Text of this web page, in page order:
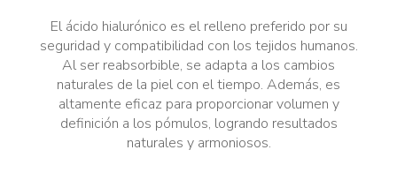
El ácido hialurónico es el relleno preferido por su
seguridad y compatibilidad con los tejidos humanos.
Al ser reabsorbible, se adapta a los cambios
naturales de la piel con el tiempo. Además, es
altamente eficaz para proporcionar volumen y
definición a los pómulos, logrando resultados
naturales y armoniosos.